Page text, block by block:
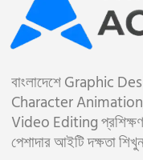
বাংলাদেশে Graphic
Character
Video Editing প্রশিক্ষণ
পেশাদার আইটি দক্ষতা